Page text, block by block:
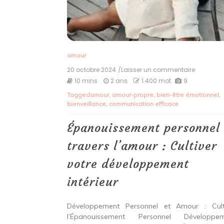
amour
20 octobre 2024 /Laisser un commentaire
à
Cultiver
votre
10 mins 2 ans 1 400 mot 9
Taggedamour, amour-propre, bien-être émotionnel,
bienveillance, communication efficace
Épanouissement personnel
travers l’amour : Cultiver
votre développement
intérieur
Développement Personnel et Amour :
l’Épanouissement Personnel